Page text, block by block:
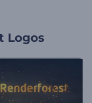
Logos